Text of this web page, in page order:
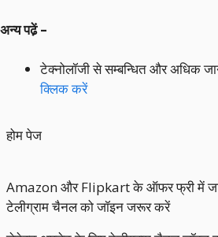
अन्य पढे़ं –
टेक्नोलॉजी से सम्बन्धित और अधिक
क्लिक करें
होम पेज
Amazon और Flipkart के ऑफर फ्री में
टेलीग्राम चैनल को जॉइन जरूर करें